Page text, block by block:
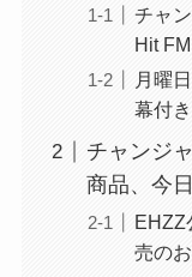
チャ
Hit
月曜
幕付
チャンジ
商品、今
売の